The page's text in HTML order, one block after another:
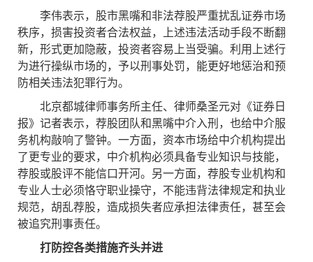
李伟表示，股市黑嘴和非法荐股严重扰乱证券市场
秩序，损害投资者合法权益，上述违法活动手段不断翻
新，形式更加隐蔽，投资者容易上当受骗。利用上述行
为进行操纵市场的，予以刑事处罚，能更好地惩治和预
防相关违法犯罪行为。
北京都城律师事务所主任、律师桑圣元对《证券日
报》记者表示，荐股团队和黑嘴中介入刑，也给中介服
务机构敲响了警钟。一方面，资本市场给中介机构提出
了更专业的要求，中介机构必须具备专业知识与技能，
荐股或股评不能信口开河。另一方面，荐股专业机构和
专业人士必须恪守职业操守，不能违背法律规定和执业
规范，胡乱荐股，造成损失者应承担法律责任，甚至会
被追究刑事责任。
打防控各类措施齐头并进